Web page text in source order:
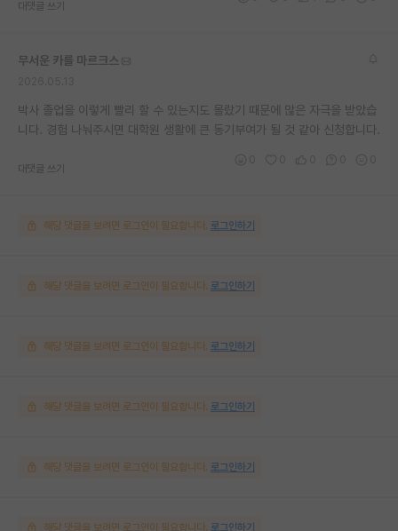
대댓글 쓰기
무서운 카를 마르크스
박사 졸업을 이렇게 빨리 할 수 있는지도 몰랐기 때문에 많은 자극을 받았습
니다. 경험 나눠주시면 대학원 생활에 큰 동기부여가 될 것 같아 신청합니다.
대댓글 쓰기
해당 댓글을 보려면 로그인이 필요합니다. 로그인하기
해당 댓글을 보려면 로그인이 필요합니다. 로그인하기
해당 댓글을 보려면 로그인이 필요합니다. 로그인하기
해당 댓글을 보려면 로그인이 필요합니다. 로그인하기
해당 댓글을 보려면 로그인이 필요합니다. 로그인하기
해당 댓글을 보려면 로그인이 필요합니다. 로그인하기